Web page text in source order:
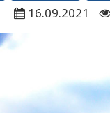
16.09.2021